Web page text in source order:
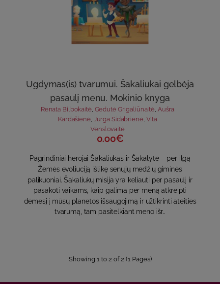
Ugdymas(is) tvarumui. Šakaliukai gelbėja
pasaulį menu. Mokinio knyga
Renata Bilbokaitė, Gedutė Grigaliūnaitė,Aušra
Kardašienė, Jurga Sidabrienė, Vita
Venslovaitė
0.00€
Pagrindiniai herojai Šakaliukas ir Šakalytė – per ilgą
Žemės evoliuciją išlikę senųjų medžių giminės
palikuoniai. Šakaliukų misija yra keliauti per pasaulį ir
pasakoti vaikams, kaip galima per meną atkreipti
dėmesį į mūsų planetos išsaugojimą ir užtikrinti ateities
tvarumą, tam pasitelkiant meno išr..
Showing 1 to 2 of 2 (1 Pages)